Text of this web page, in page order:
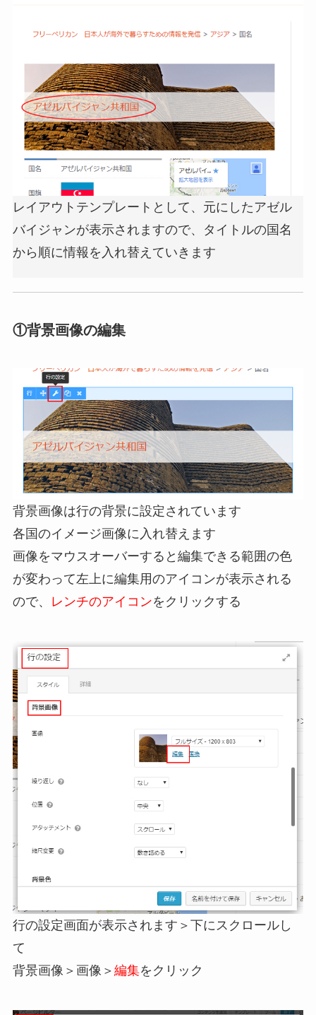
レイアウトテンプレートとして、元にしたアゼル
バイジャンが表示されますので、タイトルの国名
から順に情報を入れ替えていきます
①背景画像の編集
背景画像は行の背景に設定されています
各国のイメージ画像に入れ替えます
画像をマウスオーバーすると編集できる範囲の色
が変わって左上に編集用のアイコンが表示される
ので、
レンチのアイコンをクリックする
行の設定画面が表示されます＞下にスクロールし
て
背景画像＞画像＞ 編集をクリック